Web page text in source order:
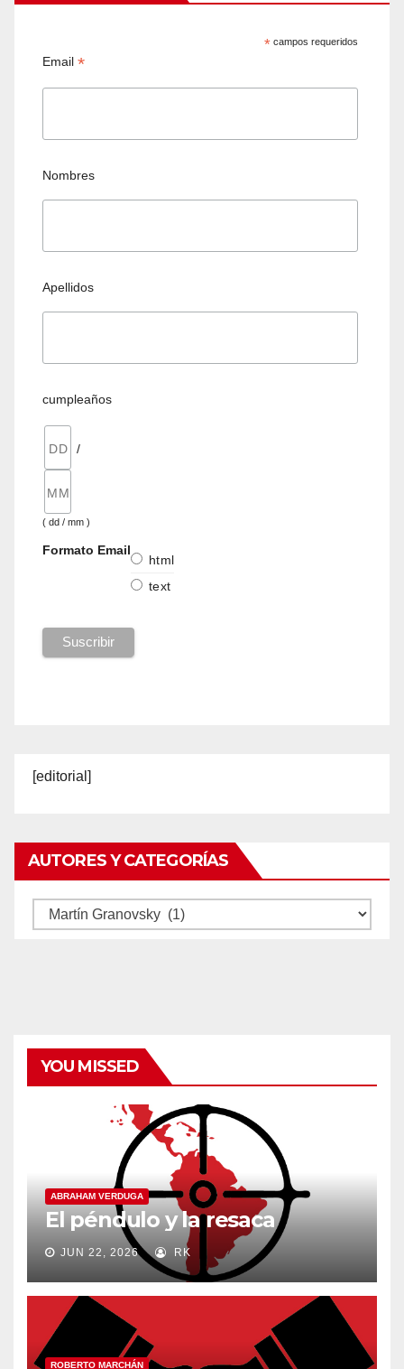
* campos requeridos
Email*
Nombres
Apellidos
cumpleaños
/
( dd / mm )
Formato Email
html
text
[editorial]
AUTORES Y CATEGORÍAS
Autores
YOU MISSED
ABRAHAM VERDUGA
El péndulo y la resaca
JUN 22, 2026 RK
ROBERTO MARCHÁN